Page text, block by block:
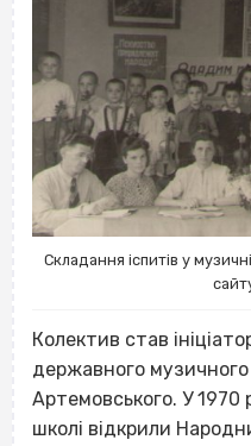
Складання іспитів у
Колектив став
державного музичного
Артемовського. У 1970
школі відкрили